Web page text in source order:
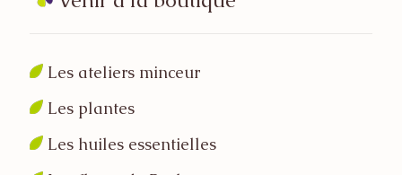
Les ateliers minceur
Les plantes
Les huiles essentielles